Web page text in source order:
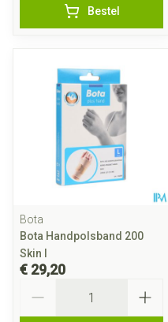
Bestel
Bota
Bota Handpolsband 200
Skin l
€ 29,20